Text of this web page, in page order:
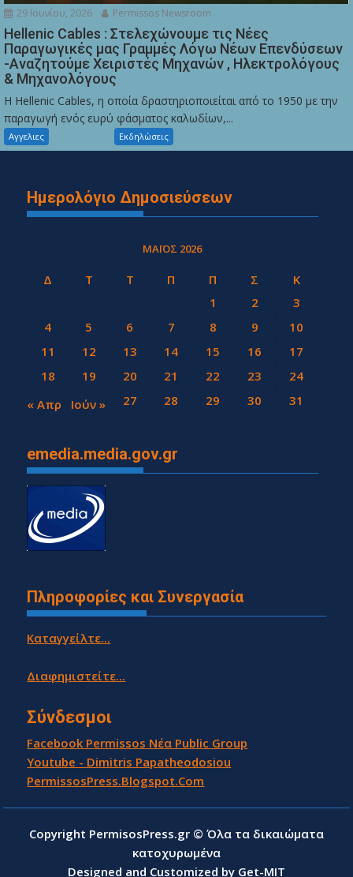
29 Ιουνίου, 2026 Permissos Newsroom
Hellenic Cables : Στελεχώνουμε τις Νέες
Παραγωγικές μας Γραμμές Λόγω Νέων Επενδύσεων
-Αναζητούμε Χειριστές Μηχανών , Ηλεκτρολόγους
& Μηχανολόγους
Η Hellenic Cables, η οποία δραστηριοποιείται από το 1950 με την
παραγωγή ενός ευρύ φάσματος καλωδίων,...
Αγγελιες Εκδηλώσεις
Ημερολόγιο Δημοσιεύσεων
ΜΆΙΟΣ 2026
Δ Τ Τ Π Π Σ
Κ
1
2
3
4
5 6 7 8 9
10
11
12 13 14 15 16
17
18
19 20 21 22 23
24
25
26 27 28 29 30 31
« Απρ Ιούν »
emedia.media.gov.gr
Πληροφορίες και Συνεργασία
Καταγγείλτε...
Διαφημιστείτε...
Σύνδεσμοι
Facebook Permissos Νέα Public Group
Youtube - Dimitris Papatheodosiou
PermissosPress.Blogspot.Com
Copyright PermisosPress.gr © Όλα τα δικαιώματα
κατοχυρωμένα
Designed and Customized by Get-MIT